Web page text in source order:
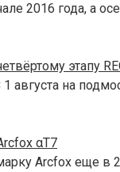
2016 года, а
этапу
1 августа на
αT7
Arcfox еще в